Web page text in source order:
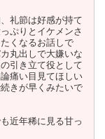
礼節は好感が持て
ぷりとイケメンさ
くなるお話しで
丸出しで大嫌いな
引き立て役として
痛い目見てほしい
きが早くみたいで
近年稀に見る甘っ